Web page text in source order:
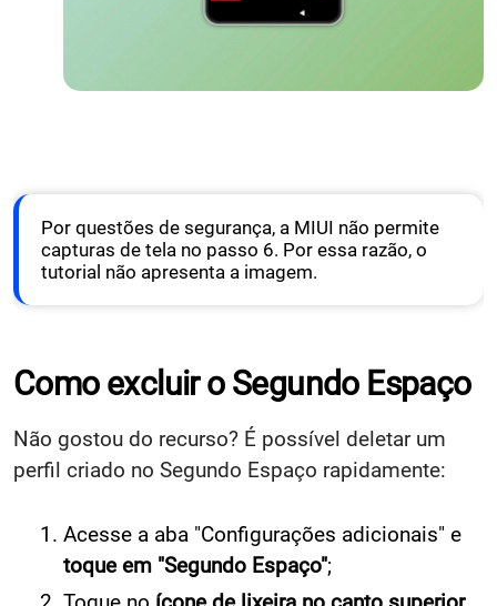
Por questões de segurança, a MIUI não permite
capturas de tela no passo 6. Por essa razão, o
tutorial não apresenta a imagem.
Como excluir o Segundo Espaço
Não gostou do recurso? É possível deletar um
perfil criado no Segundo Espaço rapidamente:
Acesse a aba "Configurações adicionais" e
toque em "Segundo Espaço";